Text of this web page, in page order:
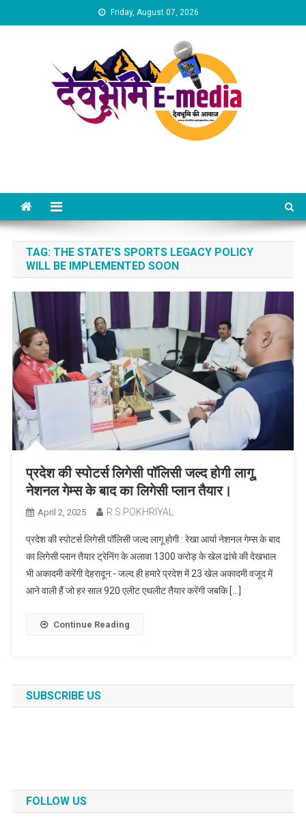
to
Friday, August 07, 2026
TAG: THE STATE’S SPORTS LEGACY POLICY
WILL BE IMPLEMENTED SOON
प्रदेश की स्पोटर्स लिगेसी पॉलिसी जल्द होगी लागू,
नेशनल गेम्स के बाद का लिगेसी प्लान तैयार।
April 2, 2025 R.S.POKHRIYAL
प्रदेश की स्पोटर्स लिगेसी पॉलिसी जल्द लागू होगी : रेखा आर्या नेशनल गेम्स के बाद
का लिगेसी प्लान तैयार ट्रेनिंग के अलावा 1300 करोड़ के खेल ढांचे की देखभाल
भी अकादमी करेंगी देहरादून:- जल्द ही हमारे प्रदेश में 23 खेल अकादमी वजूद में
आने वाली हैं जो हर साल 920 एलीट एथलीट तैयार करेंगी जबकि […]
Continue Reading
SUBSCRIBE US
FOLLOW US